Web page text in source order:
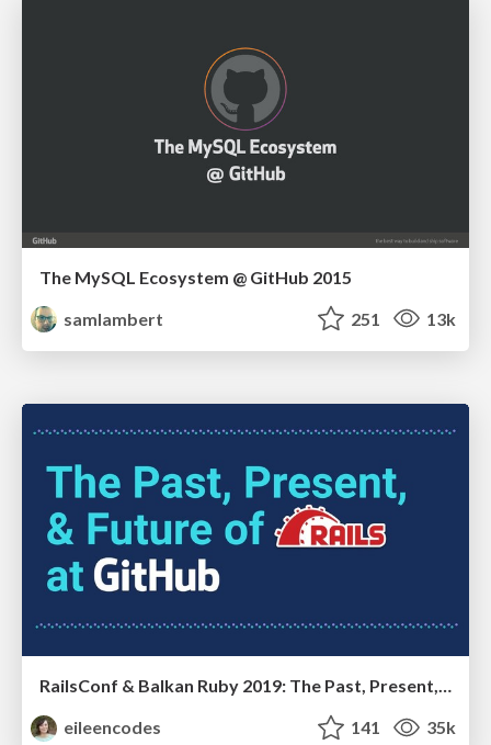
The MySQL Ecosystem @ GitHub 2015
samlambert
251 13k
RailsConf & Balkan Ruby 2019: The Past, Present, and Future of Rails at GitHub
eileencodes
141 35k